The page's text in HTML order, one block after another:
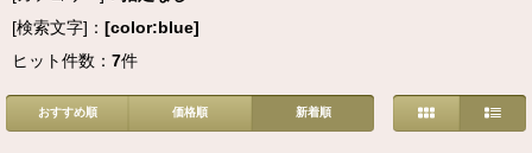
[検索文字]： [color:blue]
ヒット件数： 7件
おすすめ順 価格順 新着順